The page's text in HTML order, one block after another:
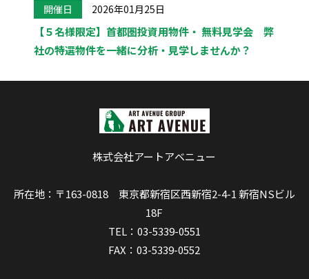
開催日 2026年01月25日
【５名様限定】首都圏投資用物件・ 無料見学会 弊
社の特選物件を一緒に分析・見学しませんか？
株式会社アートアベニュー
所在地：〒163-0818 東京都新宿区西新宿2-4-1 新宿NSビル
18F
TEL：03-5339-0551
FAX：03-5339-0552